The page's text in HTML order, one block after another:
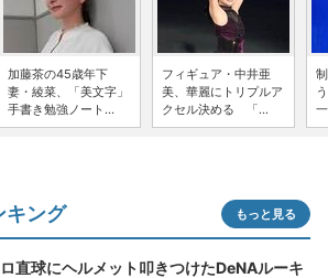
加藤茶の45歳年下
妻・綾菜、「美文字」
手書き勉強ノート...
フィギュア・中井亜
美、華麗にトリプルア
クセル決める 「...
キング もっと見る
直球にヘルメット叩きつけたDeNAルーキ